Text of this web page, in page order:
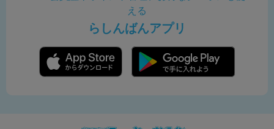
える
らしんばんアプリ